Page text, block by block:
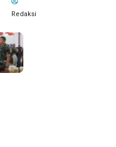
Redaksi